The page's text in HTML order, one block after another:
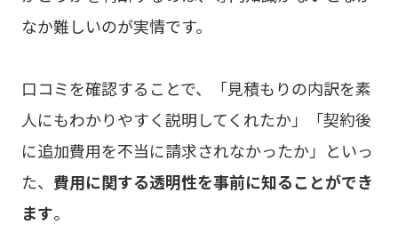
なか難しいのが実情です。
口コミを確認することで、「見積もりの内訳を素
人にもわかりやすく説明してくれたか」「契約後
に追加費用を不当に請求されなかったか」といっ
た、 費用に関する透明性を事前に知ることができ
ます。